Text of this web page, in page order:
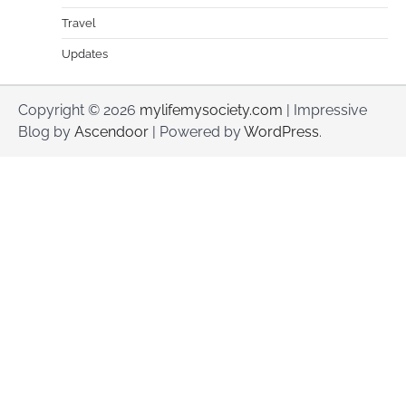
Travel
Updates
Copyright © 2026 mylifemysociety.com | Impressive
Blog by Ascendoor | Powered byWordPress.